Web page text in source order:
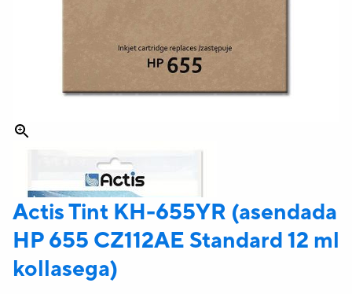
ActisTint KH-655YR (asendada
HP 655 CZ112AE Standard 12 ml
kollasega)